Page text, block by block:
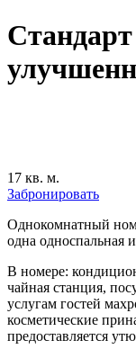
17 кв. м.
Забронировать
Однокомнатный
одна односпальная
В номере:
чайная станция,
услугам гостей
косметические
предоставляется